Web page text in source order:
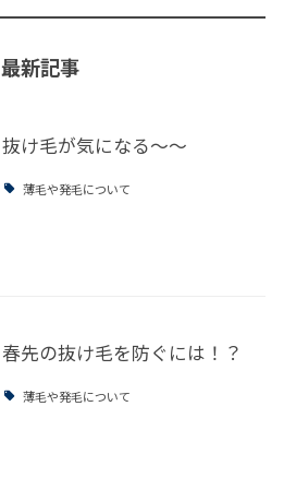
最新記事
抜け毛が気になる～～
薄毛や発毛について
春先の抜け毛を防ぐには！？
薄毛や発毛について